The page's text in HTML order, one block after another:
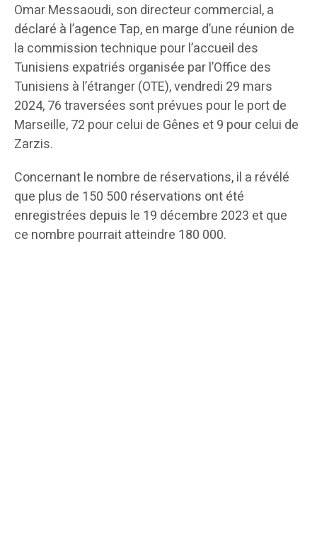
Omar Messaoudi, son directeur commercial, a
déclaré à l’agence Tap, en marge d’une réunion de
la commission technique pour l’accueil des
Tunisiens expatriés organisée par l’Office des
Tunisiens à l’étranger (OTE), vendredi 29 mars
2024, 76 traversées sont prévues pour le port de
Marseille, 72 pour celui de Gênes et 9 pour celui de
Zarzis.
Concernant le nombre de réservations, il a révélé
que plus de 150 500 réservations ont été
enregistrées depuis le 19 décembre 2023 et que
ce nombre pourrait atteindre 180 000.